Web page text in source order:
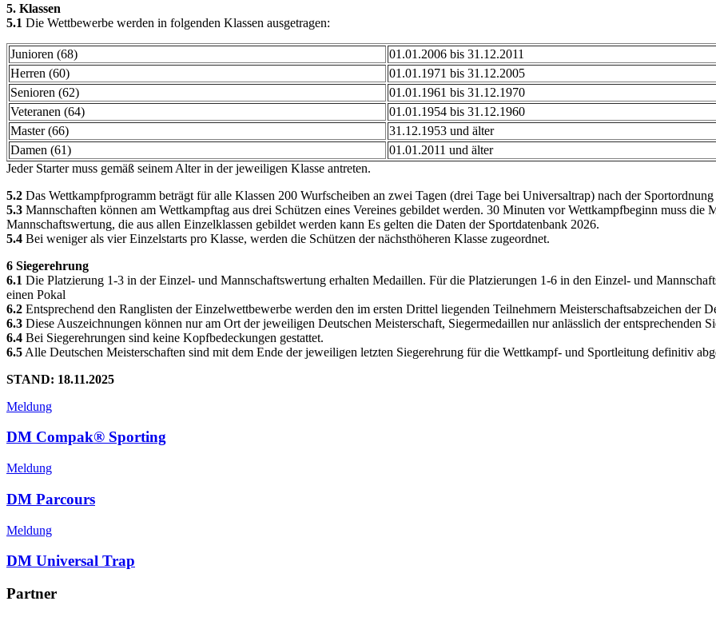
5. Klassen
5.1 Die Wettbewerbe werden in folgenden Klassen ausgetragen:
Junioren (68)
01.01.2006 bis 31.12.2011
Herren (60)
01.01.1971 bis 31.12.2005
Senioren (62)
01.01.1961 bis 31.12.1970
Veteranen (64)
01.01.1954 bis 31.12.1960
Master (66)
31.12.1953 und älter
Damen (61)
01.01.2011 und älter
Jeder Starter muss gemäß seinem Alter in der jeweiligen Klasse antreten.
5.2 Das Wettkampfprogramm beträgt für alle Klassen 200 Wurfscheiben an zwei Tagen (drei Tage bei Universaltrap) nach der
5.3 Mannschaften können am Wettkampftag aus drei Schützen eines Vereines gebildet werden. 30 Minuten vor Wettkampfbeginn muss die
Mannschaftswertung, die aus allen Einzelklassen gebildet werden kann Es gelten die Daten der Sportdatenbank 2026.
5.4 Bei weniger als vier Einzelstarts pro Klasse, werden die Schützen der nächsthöheren Klasse zugeordnet.
6 Siegerehrung
6.1 Die Platzierung 1-3 in der Einzel- und Mannschaftswertung erhalten Medaillen. Für die Platzierungen 1-6 in den Einzel- und
einen Pokal
6.2 Entsprechend den Ranglisten der Einzelwettbewerbe werden den im ersten Drittel liegenden Teilnehmern Meisterschaftsabzeichen der
6.3 Diese Auszeichnungen können nur am Ort der jeweiligen Deutschen Meisterschaft, Siegermedaillen nur anlässlich der entsprechenden
6.4 Bei Siegerehrungen sind keine Kopfbedeckungen gestattet.
6.5 Alle Deutschen Meisterschaften sind mit dem Ende der jeweiligen letzten Siegerehrung für die Wettkampf- und Sportleitung definitiv
STAND: 18.11.2025
Meldung
DM Compak® Sporting
Meldung
DM Parcours
Meldung
DM Universal Trap
Partner